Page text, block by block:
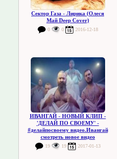
Сектор Газа - Лирика (Олеся
Май Deep Cover)
0 0 2016-12-18
ИВАНГАЙ - НОВЫЙ КЛИП -
'ДЕЛАЙ ПО СВОЕМУ' -
#делайпосвоему видео.Ивангай
смотреть новое видео
19 19 2017-01-13